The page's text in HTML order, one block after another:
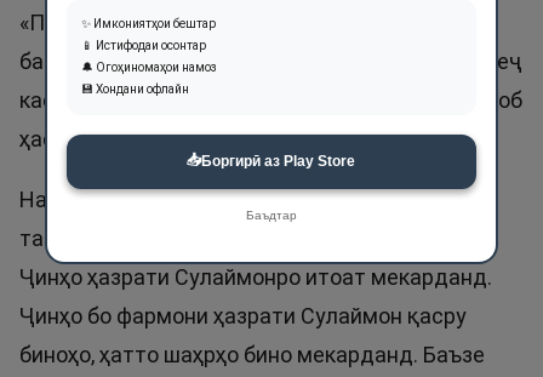
«Парвардигоро маро мағфират бинмо! Ва
бароям чунон мулке ато кун, ки пас аз ман ба ҳеҷ
касе чунин мулк надода бошӣ, албатта ту Ваҳҳоб
ҳастӣ». Сураи Сод, ояти 35.
Натиҷаи дуоро бубинед! Пас аз ин дуо Аллоҳ
таоло барояшон шамолу ҷинро омода кард.
Ҷинҳо ҳазрати Сулаймонро итоат мекарданд.
Ҷинҳо бо фармони ҳазрати Сулаймон қасру
биноҳо, ҳатто шаҳрҳо бино мекарданд. Баъзе
✨ Имкониятҳои бештар
📱 Истифодаи осонтар
🔔 Огоҳиномаҳои намоз
💾 Хондани офлайн
📥Боргирӣ аз Play Store
Баъдтар